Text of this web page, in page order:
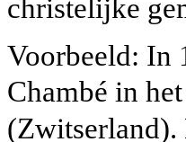
christelijke
Voorbeeld: In
Chambé in
(Zwitserland).